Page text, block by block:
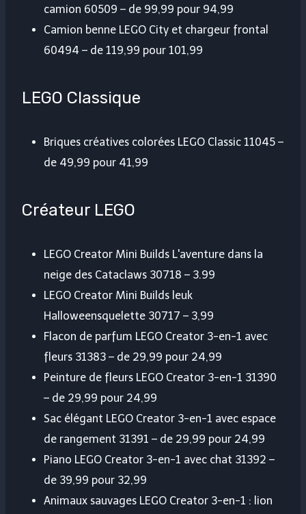
camion 60509 – de 99,99 pour 94,99
Camion benne LEGO City et chargeur frontal
60494 – de 119,99 pour 101,99
LEGO Classique
Briques créatives colorées LEGO Classic 11045 –
de 49,99 pour 41,99
Créateur LEGO
LEGO Creator Mini Builds L'aventure dans la
neige des Cataclaws 30718 – 3.99
LEGO Creator Mini Builds leuk
Halloweensquelette 30717 – 3,99
Flacon de parfum LEGO Creator 3-en-1 avec
fleurs 31383 – de 29,99 pour 24,99
Peinture de fleurs LEGO Creator 3-en-1 31390
– de 29,99 pour 24,99
Sac élégant LEGO Creator 3-en-1 avec espace
de rangement 31391 – de 29,99 pour 24,99
Piano LEGO Creator 3-en-1 avec chat 31392 –
de 39,99 pour 32,99
Animaux sauvages LEGO Creator 3-en-1 : lion